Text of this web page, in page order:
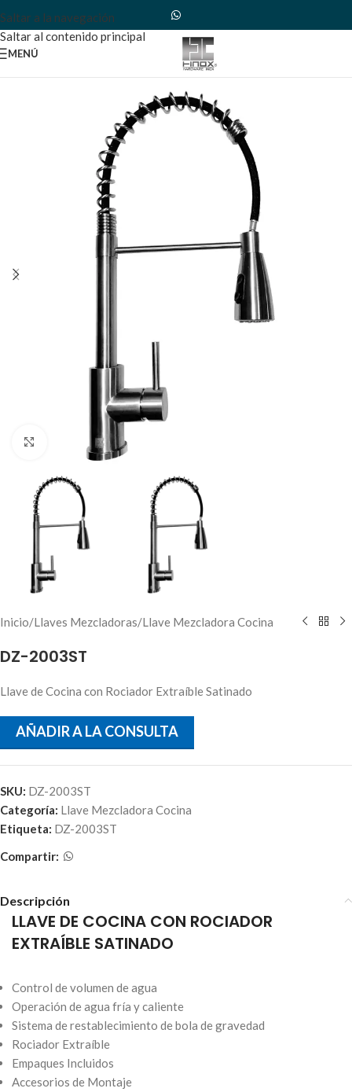
Saltar a la navegación
Saltar al contenido principal
MENÚ
Haga clic para ampliar
Inicio/Llaves Mezcladoras/Llave Mezcladora Cocina
DZ-2003ST
Llave de Cocina con Rociador Extraíble Satinado
AÑADIR A LA CONSULTA
SKU: DZ-2003ST
Categoría: Llave Mezcladora Cocina
Etiqueta: DZ-2003ST
Compartir:
Descripción
LLAVE DE COCINA CON ROCIADOR
EXTRAÍBLE SATINADO
Control de volumen de agua
Operación de agua fría y caliente
Sistema de restablecimiento de bola de gravedad
Rociador Extraíble
Empaques Incluidos
Accesorios de Montaje